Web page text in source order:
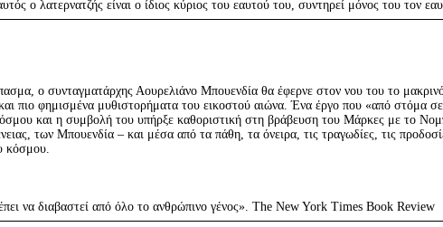
ο λατερνατζής είναι ο ίδιος κύριος του εαυτού του, συντηρεί μόνος του τον
ο συνταγματάρχης Αουρελιάνο Μπουενδία θα έφερνε στον νου του το
πιο φημισμένα μυθιστορήματα του εικοστού αιώνα. Ένα έργο που «από στόμα
και η συμβολή του υπήρξε καθοριστική στη βράβευση του Μάρκες με το
των Μπουενδία – και μέσα από τα πάθη, τα όνειρα, τις τραγωδίες, τις
κόσμου.
να διαβαστεί από όλο το ανθρώπινο γένος». The New York Times Book Review